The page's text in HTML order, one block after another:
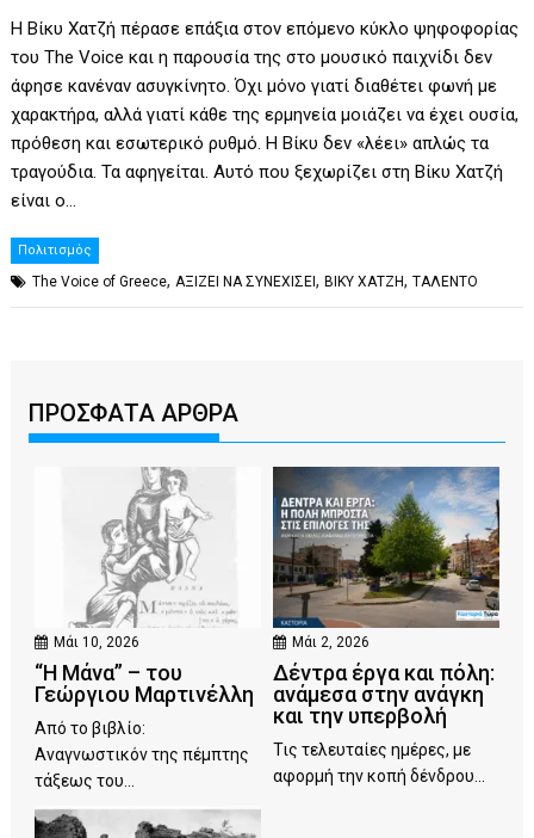
Η Βίκυ Χατζή πέρασε επάξια στον επόμενο κύκλο ψηφοφορίας
του The Voice και η παρουσία της στο μουσικό παιχνίδι δεν
άφησε κανέναν ασυγκίνητο. Όχι μόνο γιατί διαθέτει φωνή με
χαρακτήρα, αλλά γιατί κάθε της ερμηνεία μοιάζει να έχει ουσία,
πρόθεση και εσωτερικό ρυθμό. Η Βίκυ δεν «λέει» απλώς τα
τραγούδια. Τα αφηγείται. Αυτό που ξεχωρίζει στη Βίκυ Χατζή
είναι ο…
Πολιτισμός
The Voice of Greece,ΑΞΙΖΕΙ ΝΑ ΣΥΝΕΧΙΣΕΙ,ΒΙΚΥ ΧΑΤΖΗ,ΤΑΛΕΝΤΟ
ΠΡΟΣΦΑΤΑ ΑΡΘΡΑ
Μάι 10, 2026
“Η Μάνα” – του
Γεώργιου Μαρτινέλλη
Από το βιβλίο:
Αναγνωστικόν της πέμπτης
τάξεως του...
Μάι 2, 2026
Δέντρα έργα και πόλη:
ανάμεσα στην ανάγκη
και την υπερβολή
Τις τελευταίες ημέρες, με
αφορμή την κοπή δένδρου...